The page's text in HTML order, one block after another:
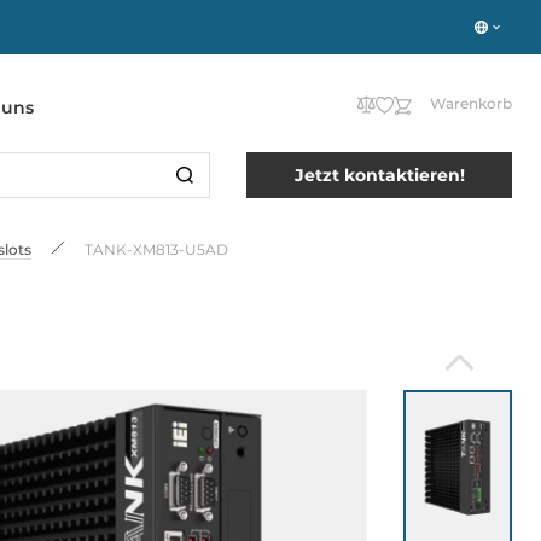
Warenkorb
Jetzt kontaktieren!
TANK-XM813-U5AD